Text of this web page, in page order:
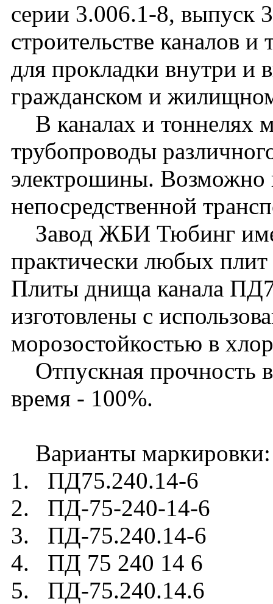
серии 3.006.1-8, выпуск
строительстве каналов
для прокладки внутри и
гражданском и
В каналах и тоннелях
трубопроводы
электрошины. Возможно
непосредственной
Завод ЖБИ Тюбинг
практически любых плит
Плиты днища канала
изготовлены с
морозостойкостью в
Отпускная прочность
время - 100%.
Варианты маркировки:
1. ПД75.240.14-6
2. ПД-75-240-14-6
3. ПД-75.240.14-6
4. ПД 75 240 14 6
5. ПД-75.240.14.6